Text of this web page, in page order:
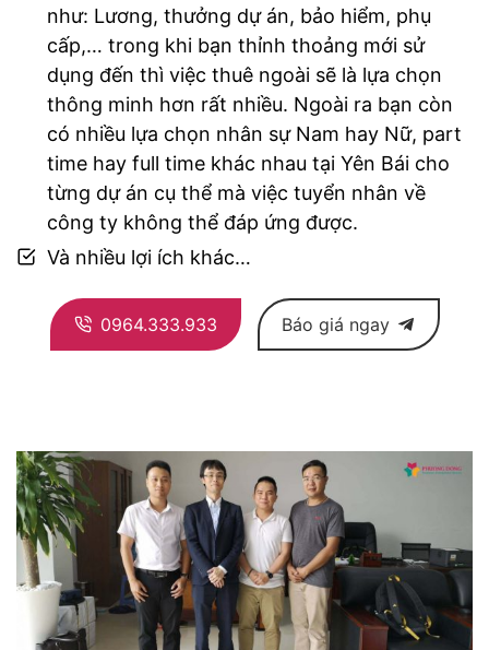
như: Lương, thưởng dự án, bảo hiểm, phụ
cấp,… trong khi bạn thỉnh thoảng mới sử
dụng đến thì việc thuê ngoài sẽ là lựa chọn
thông minh hơn rất nhiều. Ngoài ra bạn còn
có nhiều lựa chọn nhân sự Nam hay Nữ, part
time hay full time khác nhau tại Yên Bái cho
từng dự án cụ thể mà việc tuyển nhân về
công ty không thể đáp ứng được.
Và nhiều lợi ích khác…
0964.333.933 Báo giá ngay